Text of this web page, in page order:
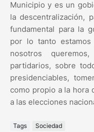
Municipio y es un
la descentralización,
fundamental para la
por lo tanto
nosotros
partidarios, sobre
presidenciables,
como propio a la hora
a las elecciones
Tags Sociedad